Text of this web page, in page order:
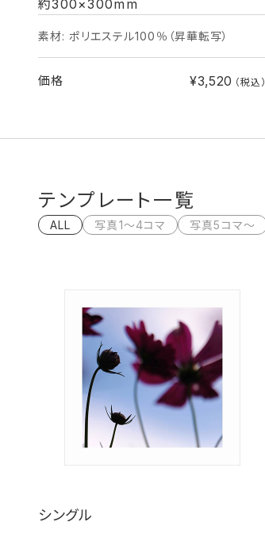
約300×300mm
素材: ポリエステル100％（昇華転写）
価格 ¥3,520 （税込）
テンプレート一覧
ALL 写真1〜4コマ 写真5コマ〜
シングル